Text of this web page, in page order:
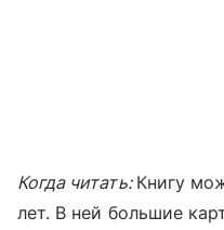
Когда читать: Книгу
лет. В ней большие